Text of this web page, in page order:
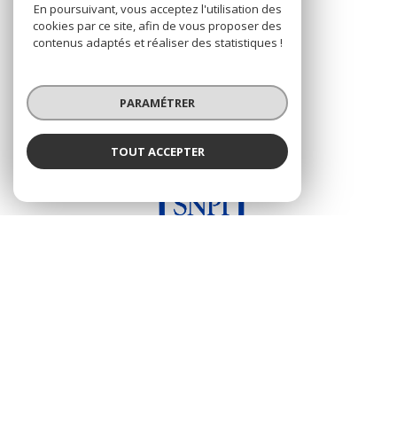
Nous adhérons
En poursuivant, vous acceptez l'utilisation des
cookies par ce site, afin de vous proposer des
contenus adaptés et réaliser des statistiques !
PARAMÉTRER
TOUT ACCEPTER